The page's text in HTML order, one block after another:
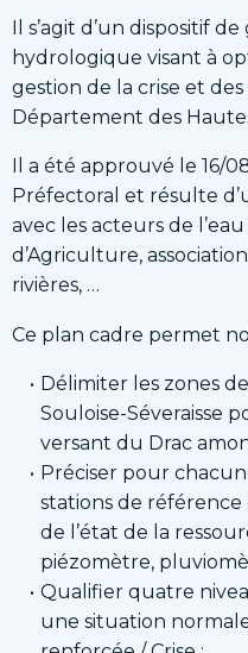
Il s’agit d’un dispositif
hydrologique visant à
gestion de la crise et
Département des
Il a été approuvé le 16/
Préfectoral et résulte
avec les acteurs de
d’Agriculture,
rivières, …
Ce plan cadre permet
Délimiter les zones
Souloise-Séveraisse
versant du Drac
Préciser pour
stations de référence
de l’état de la
piézomètre,
Qualifier quatre
une situation